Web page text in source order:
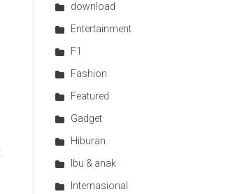
download
Entertainment
F1
Fashion
Featured
Gadget
Hiburan
Ibu & anak
Internasional